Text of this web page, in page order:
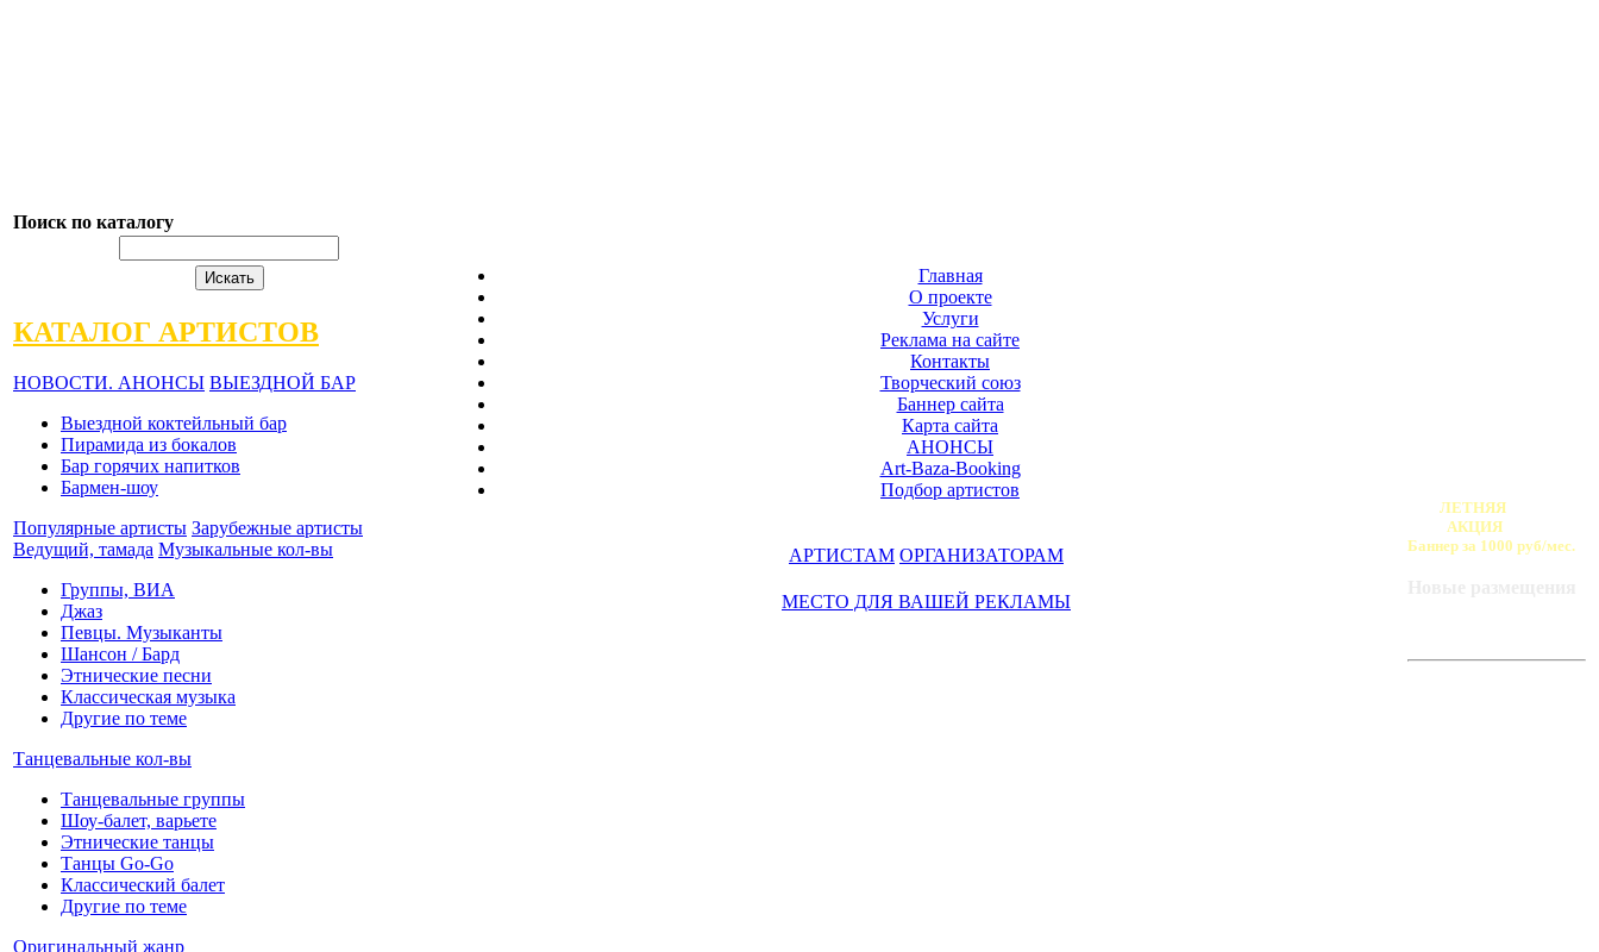
Поиск по каталогу
КАТАЛОГ АРТИСТОВ
НОВОСТИ. АНОНСЫ ВЫЕЗДНОЙ БАР
Выездной коктейльный бар
Пирамида из бокалов
Бар горячих напитков
Бармен-шоу
Популярные артисты Зарубежные артисты
Ведущий, тамада Музыкальные кол-вы
Группы, ВИА
Джаз
Певцы. Музыканты
Шансон / Бард
Этнические песни
Классическая музыка
Другие по теме
Танцевальные кол-вы
Танцевальные группы
Шоу-балет, варьете
Этнические танцы
Танцы Go-Go
Классический балет
Другие по теме
Оригинальный жанр
Главная
О проекте
Услуги
Реклама на сайте
Контакты
Творческий союз
Баннер сайта
Карта сайта
АНОНСЫ
Art-Baza-Booking
Подбор артистов
АРТИСТАМ ОРГАНИЗАТОРАМ
МЕСТО ДЛЯ ВАШЕЙ РЕКЛАМЫ
ЛЕТНЯЯ
АКЦИЯ
Баннер за 1000 руб/мес.